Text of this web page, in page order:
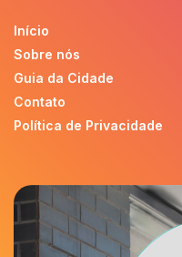
Início
Sobre nós
Guia da Cidade
Contato
Política de Privacidade